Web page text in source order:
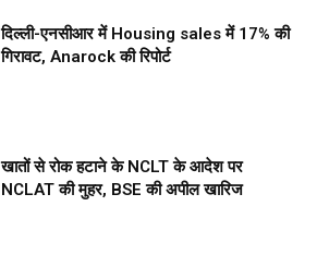
दिल्ली-एनसीआर में Housing sales में 17% की
गिरावट, Anarock की रिपोर्ट
खातों से रोक हटाने के NCLT के आदेश पर
NCLAT की मुहर, BSE की अपील खारिज